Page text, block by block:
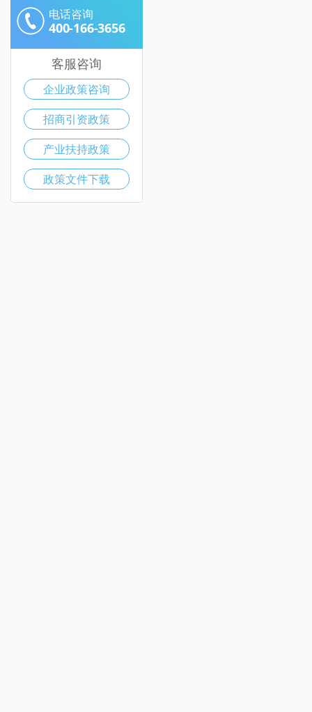
电话咨询
400-166-3656
客服咨询
企业政策咨询
招商引资政策
产业扶持政策
政策文件下载